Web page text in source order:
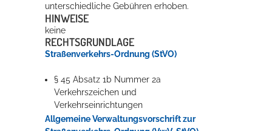
unterschiedliche Gebühren erhoben.
HINWEISE
keine
RECHTSGRUNDLAGE
Straßenverkehrs-Ordnung (StVO)
§ 45 Absatz 1b Nummer 2a
Verkehrszeichen und
Verkehrseinrichtungen
Allgemeine Verwaltungsvorschrift zur